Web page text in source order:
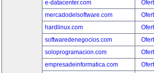
e-datacenter.com
mercadodelsoftware.com
hardlinux.com
softwaredenegocios.com
soloprogramacion.com
empresadeinformatica.com